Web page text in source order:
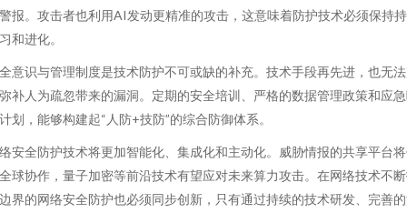
报。攻击者也利用AI发动更精准的攻击，这意味着防护技术必须保持
和进化。
意识与管理制度是技术防护不可或缺的补充。技术手段再先进，也无
补人为疏忽带来的漏洞。定期的安全培训、严格的数据管理政策和应
划，能够构建起“人防+技防”的综合防御体系。
安全防护技术将更加智能化、集成化和主动化。威胁情报的共享平台
球协作，量子加密等前沿技术有望应对未来算力攻击。在网络技术不
界的网络安全防护也必须同步创新，只有通过持续的技术研发、完善